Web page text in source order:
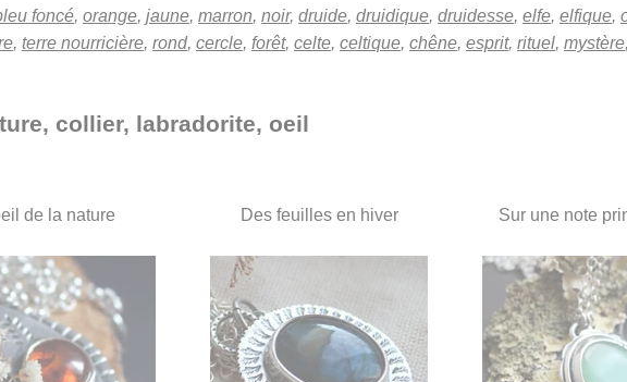
foncé, orange, jaune, marron, noir, druide, druidique, druidesse, elfe, elfique,
, terre nourricière, rond, cercle, forêt, celte, celtique, chêne, esprit, rituel, mystère,
collier, labradorite, oeil
de la nature Des feuilles en hiver Sur une note